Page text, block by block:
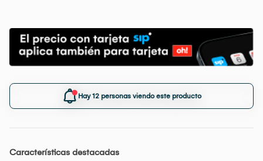
Hay 12 personas viendo este producto
Características destacadas